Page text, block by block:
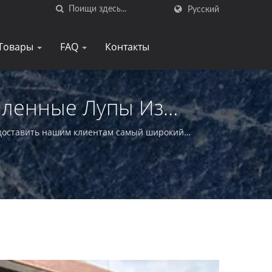
Русский
FAQ Контакты
Лупы Из
нашим клиентам самый широкий
предлагающий увеличительные
клиентов.